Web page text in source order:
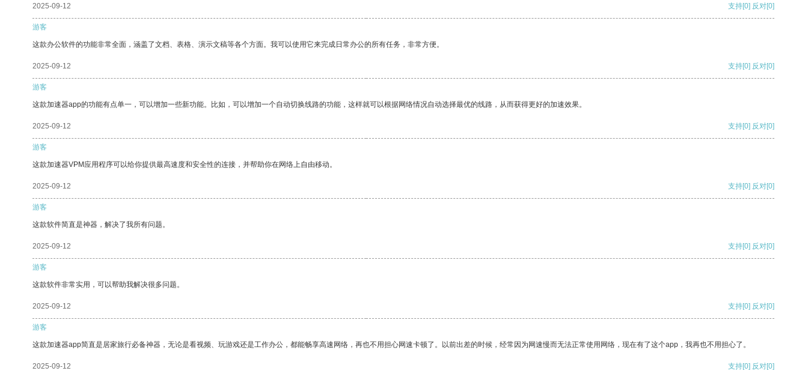
2025-09-12 支持[0] 反对[0]
游客
这款办公软件的功能非常全面，涵盖了文档、表格、演示文稿等各个方面。我可以使用它来完成日常办公的所有任务，非常方便。
2025-09-12 支持[0] 反对[0]
游客
这款加速器app的功能有点单一，可以增加一些新功能。比如，可以增加一个自动切换线路的功能，这样就可以根据网络情况自动选择最优的线路，从而获得更好的加速效果。
2025-09-12 支持[0] 反对[0]
游客
这款加速器VPM应用程序可以给你提供最高速度和安全性的连接，并帮助你在网络上自由移动。
2025-09-12 支持[0] 反对[0]
游客
这款软件简直是神器，解决了我所有问题。
2025-09-12 支持[0] 反对[0]
游客
这款软件非常实用，可以帮助我解决很多问题。
2025-09-12 支持[0] 反对[0]
游客
这款加速器app简直是居家旅行必备神器，无论是看视频、玩游戏还是工作办公，都能畅享高速网络，再也不用担心网速卡顿了。以前出差的时候，经常因为网速慢而无法正常使用网络，现在有了这个app，我再也不用担心了。
2025-09-12 支持[0] 反对[0]